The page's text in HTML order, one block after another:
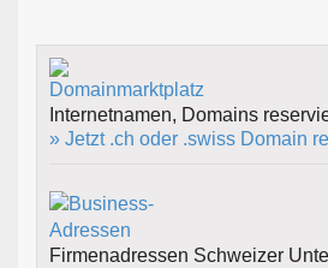
Internetnamen, Domains
» Jetzt .ch oder .swiss Domain
Firmenadressen Schweizer